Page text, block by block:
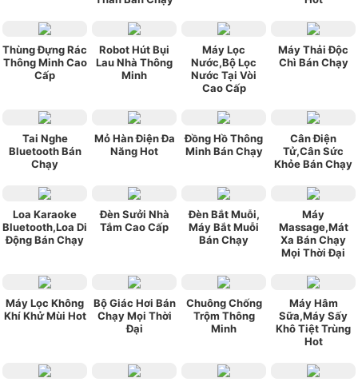
Thùng Đựng Rác
Thông Minh Cao
Cấp
Robot Hút Bụi
Lau Nhà Thông
Minh
Máy Lọc
Nước,Bộ Lọc
Nước Tại Vòi
Cao Cấp
Máy Thải Độc
Chì Bán Chạy
Tai Nghe
Bluetooth Bán
Chạy
Mỏ Hàn Điện Đa
Năng Hot
Đồng Hồ Thông
Minh Bán Chạy
Cân Điện
Tử,Cân Sức
Khỏe Bán Chạy
Loa Karaoke
Bluetooth,Loa Di
Động Bán Chạy
Đèn Sưởi Nhà
Tắm Cao Cấp
Đèn Bắt Muỗi,
Máy Bắt Muỗi
Bán Chạy
Máy
Massage,Mát
Xa Bán Chạy
Mọi Thời Đại
Máy Lọc Không
Khí Khử Mùi Hot
Bộ Giác Hơi Bán
Chạy Mọi Thời
Đại
Chuông Chống
Trộm Thông
Minh
Máy Hâm
Sữa,Máy Sấy
Khô Tiệt Trùng
Hot